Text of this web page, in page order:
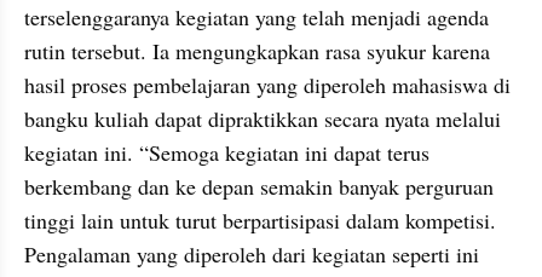
terselenggaranya kegiatan yang telah menjadi agenda
rutin tersebut. Ia mengungkapkan rasa syukur karena
hasil proses pembelajaran yang diperoleh mahasiswa di
bangku kuliah dapat dipraktikkan secara nyata melalui
kegiatan ini. “Semoga kegiatan ini dapat terus
berkembang dan ke depan semakin banyak perguruan
tinggi lain untuk turut berpartisipasi dalam kompetisi.
Pengalaman yang diperoleh dari kegiatan seperti ini